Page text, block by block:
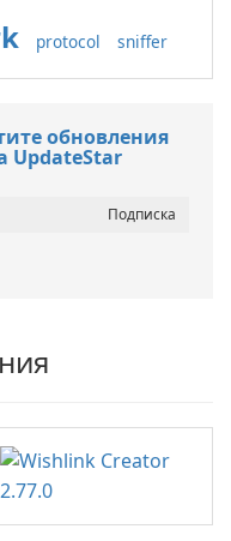
protocol sniffer
обновления
UpdateStar